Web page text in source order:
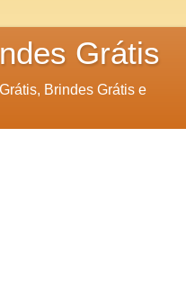
Grátis
Brindes Grátis e